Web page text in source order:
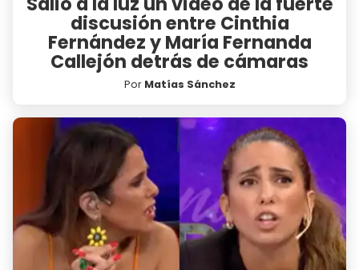
discusión entre Cinthia
Fernández y María Fernanda
Callejón detrás de cámaras
Por Matías Sánchez